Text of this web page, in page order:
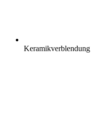
Keramikverblendung